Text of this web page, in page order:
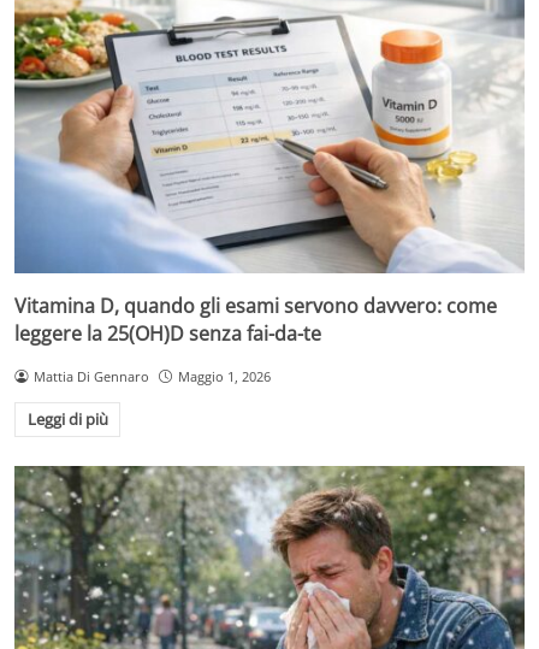
Vitamina D, quando gli esami servono davvero: come
leggere la 25(OH)D senza fai-da-te
Mattia Di Gennaro Maggio 1, 2026
Leggi di più